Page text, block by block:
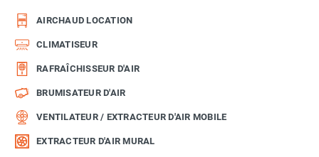
AIRCHAUD LOCATION
CLIMATISEUR
RAFRAÎCHISSEUR D'AIR
BRUMISATEUR D'AIR
VENTILATEUR / EXTRACTEUR D'AIR MOBILE
EXTRACTEUR D'AIR MURAL